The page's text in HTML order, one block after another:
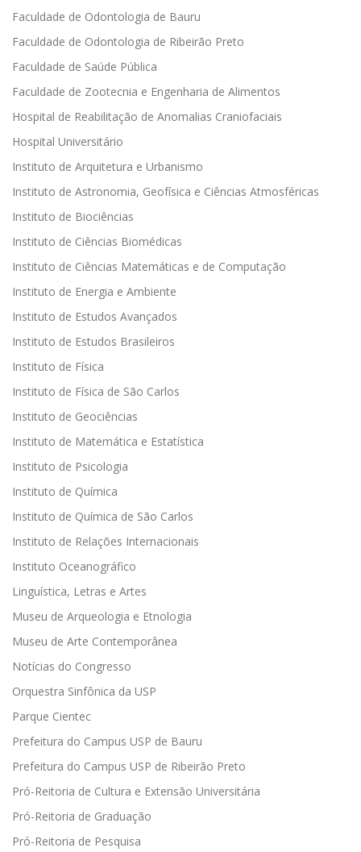
Faculdade de Odontologia de Bauru
Faculdade de Odontologia de Ribeirão Preto
Faculdade de Saúde Pública
Faculdade de Zootecnia e Engenharia de Alimentos
Hospital de Reabilitação de Anomalias Craniofaciais
Hospital Universitário
Instituto de Arquitetura e Urbanismo
Instituto de Astronomia, Geofísica e Ciências Atmosféricas
Instituto de Biociências
Instituto de Ciências Biomédicas
Instituto de Ciências Matemáticas e de Computação
Instituto de Energia e Ambiente
Instituto de Estudos Avançados
Instituto de Estudos Brasileiros
Instituto de Física
Instituto de Física de São Carlos
Instituto de Geociências
Instituto de Matemática e Estatística
Instituto de Psicologia
Instituto de Química
Instituto de Química de São Carlos
Instituto de Relações Internacionais
Instituto Oceanográfico
Linguística, Letras e Artes
Museu de Arqueologia e Etnologia
Museu de Arte Contemporânea
Notícias do Congresso
Orquestra Sinfônica da USP
Parque Cientec
Prefeitura do Campus USP de Bauru
Prefeitura do Campus USP de Ribeirão Preto
Pró-Reitoria de Cultura e Extensão Universitária
Pró-Reitoria de Graduação
Pró-Reitoria de Pesquisa